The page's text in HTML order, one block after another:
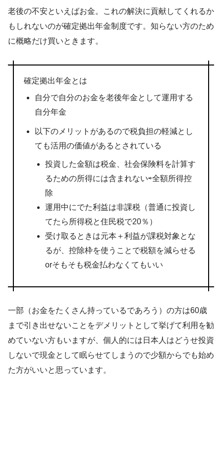
老後の不安といえばお金。これの解決に貢献してくれるか
もしれないのが確定拠出年金制度です。知らない方のため
に概略だけ買いときます。
確定拠出年金とは
自分で自分のお金を老後年金として運用する
自分年金
以下のメリットがあるので税負担の軽減とし
ても活用の価値があるとされている
投資した金額は税金、社会保険料を計算す
るための所得には含まれない⇨全額所得控
除
運用中にでた利益は非課税（普通に投資し
てたら所得税と住民税で20％）
受け取るときは元本＋利益が課税対象とな
るが、控除枠を使うことで税額を減らせる
orそもそも税金払わなくてもいい
一部（お金をたくさん持っているであろう）の方は60歳
まで引き出せないことをデメリットとして挙げて利用を勧
めていない方もいますが、個人的には日本人はどうせ投資
しないで現金として眠らせてしまうので少額からでも始め
た方がいいと思っています。